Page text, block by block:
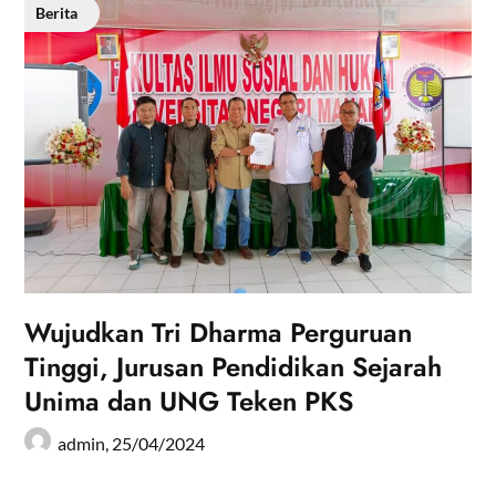
Berita
Wujudkan Tri Dharma Perguruan
Tinggi, Jurusan Pendidikan Sejarah
Unima dan UNG Teken PKS
admin, 25/04/2024